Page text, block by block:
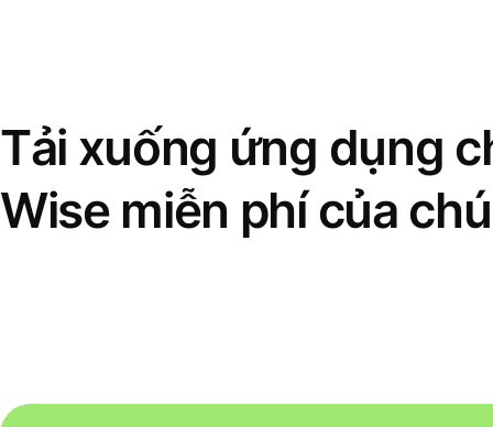
Tải xuống ứng dụng
Wise miễn phí của